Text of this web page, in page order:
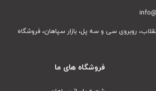
روبروی سی و سه پل، بازار سپاهان، فروشگاه
فروشگاه های ما